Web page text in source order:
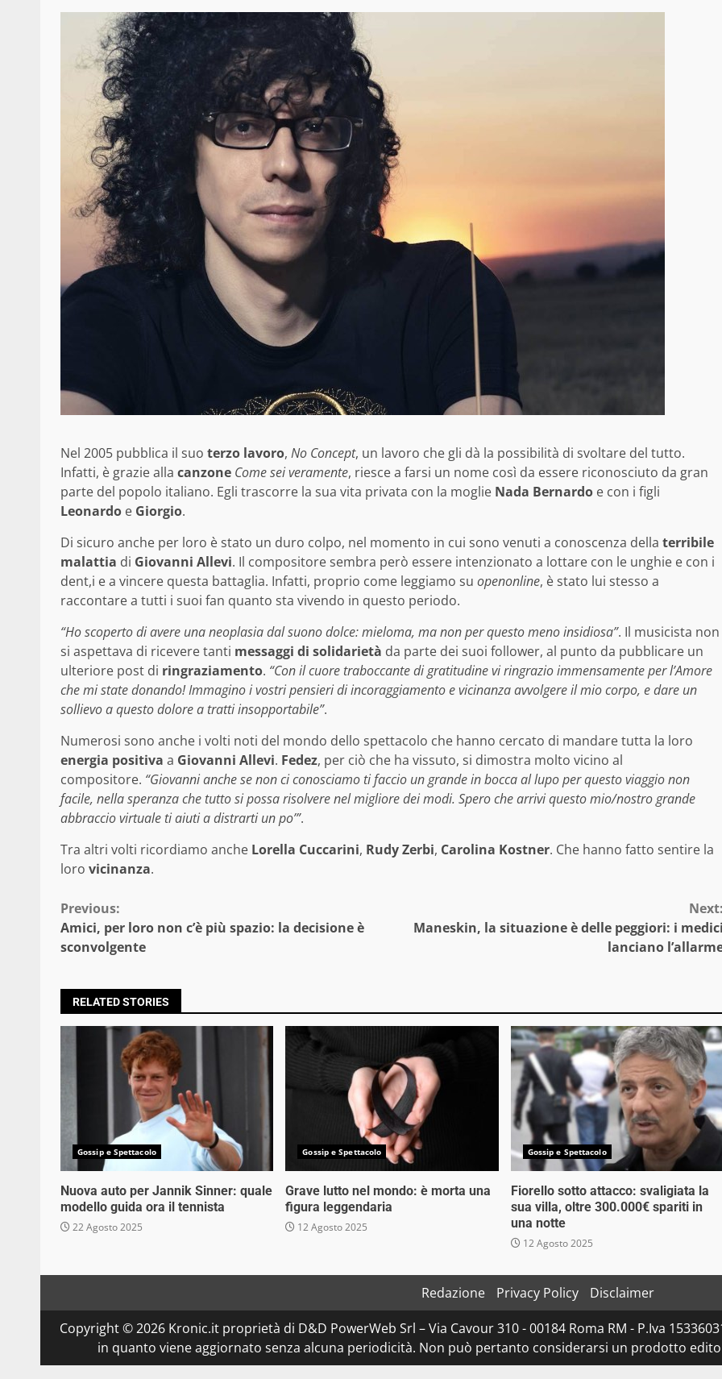
Nel 2005 pubblica il suo terzo lavoro, No Concept, un lavoro che gli dà la possibilità di svoltare del tutto.
Infatti, è grazie alla canzone Come sei veramente, riesce a farsi un nome così da essere riconosciuto da gran
parte del popolo italiano. Egli trascorre la sua vita privata con la moglie Nada Bernardo e con i figli
Leonardo e Giorgio.
Di sicuro anche per loro è stato un duro colpo, nel momento in cui sono venuti a conoscenza della terribile
malattia di Giovanni Allevi. Il compositore sembra però essere intenzionato a lottare con le unghie e con i
dent,i e a vincere questa battaglia. Infatti, proprio come leggiamo su openonline, è stato lui stesso a
raccontare a tutti i suoi fan quanto sta vivendo in questo periodo.
“Ho scoperto di avere una neoplasia dal suono dolce: mieloma, ma non per questo meno insidiosa”. Il musicista non
si aspettava di ricevere tanti messaggi di solidarietà da parte dei suoi follower, al punto da pubblicare un
ulteriore post di ringraziamento. “Con il cuore traboccante di gratitudine vi ringrazio immensamente per l’Amore
che mi state donando! Immagino i vostri pensieri di incoraggiamento e vicinanza avvolgere il mio corpo, e dare un
sollievo a questo dolore a tratti insopportabile”.
Numerosi sono anche i volti noti del mondo dello spettacolo che hanno cercato di mandare tutta la loro
energia positiva a Giovanni Allevi. Fedez, per ciò che ha vissuto, si dimostra molto vicino al
compositore. “Giovanni anche se non ci conosciamo ti faccio un grande in bocca al lupo per questo viaggio non
facile, nella speranza che tutto si possa risolvere nel migliore dei modi. Spero che arrivi questo mio/nostro grande
abbraccio virtuale ti aiuti a distrarti un po’”.
Tra altri volti ricordiamo anche Lorella Cuccarini, Rudy Zerbi, Carolina Kostner. Che hanno fatto sentire la
loro vicinanza.
Continue
Reading
Previous:
Amici, per loro non c’è più spazio: la decisione è
sconvolgente
Maneskin, la situazione è delle peggiori: i
lanciano
RELATED STORIES
Gossip e Spettacolo
Nuova auto per Jannik Sinner: quale
modello guida ora il tennista
22 Agosto 2025
Gossip e Spettacolo
Grave lutto nel mondo: è morta una
figura leggendaria
12 Agosto 2025
Gossip e Spettacolo
Fiorello sotto attacco: svaligiata la
sua villa, oltre 300.000€ spariti in
una notte
12 Agosto 2025
Redazione Privacy Policy
Disclaimer
Copyright © 2026 Kronic.it proprietà di D&D PowerWeb Srl – Via Cavour 310 - 00184 Roma RM - P.Iva
in quanto viene aggiornato senza alcuna periodicità. Non può pertanto considerarsi un prodotto